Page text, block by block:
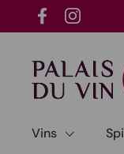
Passer au contenu
FacebookInstagram
Vins